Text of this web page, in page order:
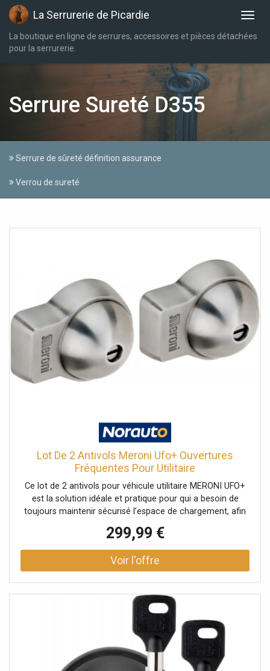
La Serrurerie de Picardie
La boutique en ligne de serrures, accessoires et pièces détachées
pour la serrurerie.
Serrure Sureté D355
Serrure de sûreté définition assurance
Verrou de sureté
Lot De 2 Antivols Meroni Ufo+ Ouvertures
Fréquentes Pour Utilitaire
Ce lot de 2 antivols pour véhicule utilitaire MERONI UFO+
est la solution idéale et pratique pour qui a besoin de
toujours maintenir sécurisé l’espace de chargement, afin
attaques de masses. Il contient une serrure de sûreté fixe,
installable aussi bien sur la porte arrière que sur la porte
coulissante latérale. Ce lot de 2 antivols permet de
sécuriser à la fois les portes arrières et latérales du
effraction avec une pastille anti-perçage. La calotte, cale
et plaque de fixation sont en acier. De plus, l'antivol UFO+
se vérouille par simple claquement de porte, par
fermeture automatique. Vous n'aurez donc pas besoin de
clé pour activer la fermeture. Un dispositif de sécurité est
installé à l'intérieur du véhicule, un fil est présent pour
299,99 €